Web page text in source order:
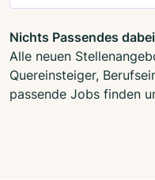
Nichts Passendes
Alle neuen
Quereinsteiger,
passende Jobs finden